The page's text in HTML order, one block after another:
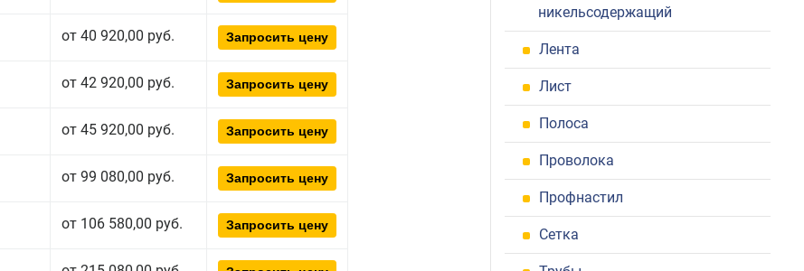
от 40 920,00 руб. Запросить цену
от 42 920,00 руб. Запросить цену
от 45 920,00 руб. Запросить цену
от 99 080,00 руб. Запросить цену
от 106 580,00 руб. Запросить цену
никельсодержащий
Лента
Лист
Полоса
Проволока
Профнастил
Сетка